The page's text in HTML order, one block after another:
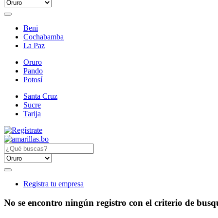
Beni
Cochabamba
La Paz
Oruro
Pando
Potosí
Santa Cruz
Sucre
Tarija
Registra tu empresa
No se encontro ningún registro con el criterio de